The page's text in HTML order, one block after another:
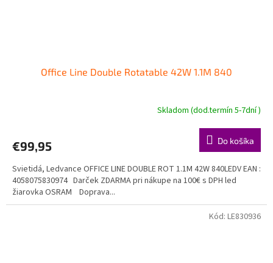
Office Line Double Rotatable 42W 1.1M 840
Skladom (dod.termín 5-7dní )
€99,95 Do košíka
Svietidá, Ledvance OFFICE LINE DOUBLE ROT 1.1M 42W 840LEDV EAN :
4058075830974 Darček ZDARMA pri nákupe na 100€ s DPH led
žiarovka OSRAM Doprava...
Kód: LE830936